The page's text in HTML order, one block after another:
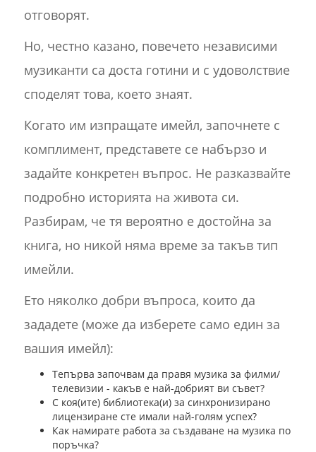
отговорят.
Но, честно казано, повечето независими
музиканти са доста готини и с удоволствие
споделят това, което знаят.
Когато им изпращате имейл, започнете с
комплимент, представете се набързо и
задайте конкретен въпрос. Не разказвайте
подробно историята на живота си.
Разбирам, че тя вероятно е достойна за
книга, но никой няма време за такъв тип
имейли.
Ето няколко добри въпроса, които да
зададете (може да изберете само един за
вашия имейл):
Тепърва започвам да правя музика за филми/
телевизии - какъв е най-добрият ви съвет?
С коя(ите) библиотека(и) за синхронизирано
лицензиране сте имали най-голям успех?
Как намирате работа за създаване на музика по
поръчка?